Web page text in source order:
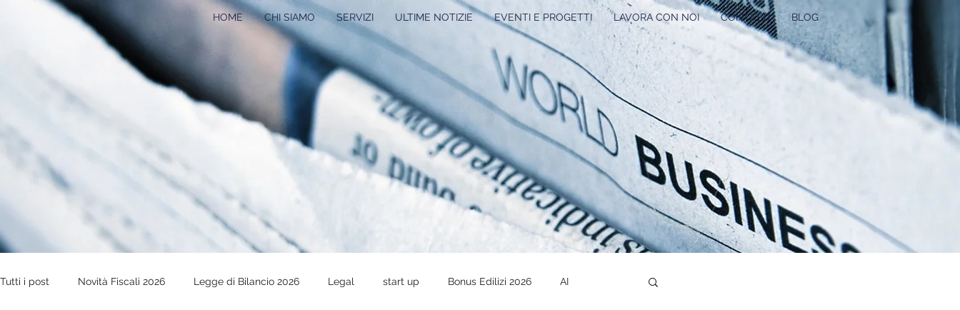
HOME CHI SIAMO SERVIZI ULTIME NOTIZIE EVENTI E PROGETTI LAVORA CON NOI CONTATTI BLOG
Tutti i post Novità Fiscali 2026 Legge di Bilancio 2026 Legal start up Bonus Edilizi 2026 AI